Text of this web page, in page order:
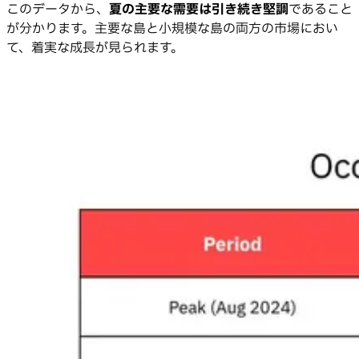
このデータから、 夏の主要な需要は引き続き堅調であること
が分かります。主要な島と小規模な島の両方の市場におい
て、着実な成長が見られます。